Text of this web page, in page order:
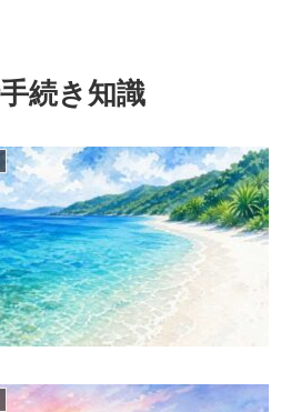
続き知識